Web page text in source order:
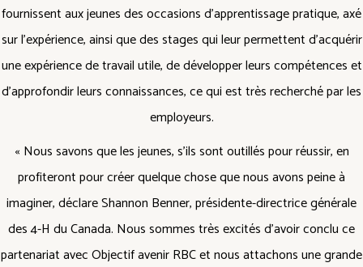
fournissent aux jeunes des occasions d’apprentissage pratique, axé
sur l’expérience, ainsi que des stages qui leur permettent d’acquérir
une expérience de travail utile, de développer leurs compétences et
d’approfondir leurs connaissances, ce qui est très recherché par les
employeurs.
« Nous savons que les jeunes, s’ils sont outillés pour réussir, en
profiteront pour créer quelque chose que nous avons peine à
imaginer, déclare Shannon Benner, présidente-directrice générale
des 4-H du Canada. Nous sommes très excités d’avoir conclu ce
partenariat avec Objectif avenir RBC et nous attachons une grande